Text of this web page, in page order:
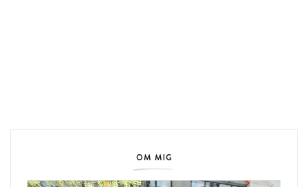
OM MIG